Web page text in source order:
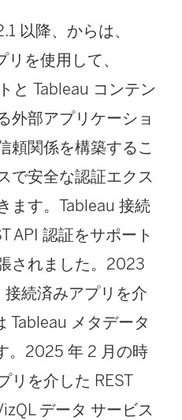
以降、からは、
を使用して、
と Tableau コンテン
外部アプリケーショ
頼関係を構築するこ
で安全な認証エクス
ます。Tableau 接続
API 認証をサポート
されました。2023
続済みアプリを介
Tableau メタデータ
。2025 年 2 月の時
リを介した REST
データ サービス